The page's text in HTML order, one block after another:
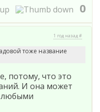
0
1 год назад #
тоже название
потому, что это
И она может
любыми